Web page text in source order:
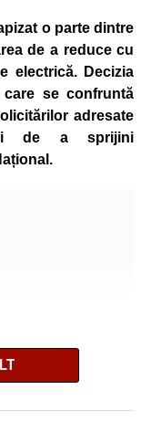
o parte dintre
de a reduce cu
electrică. Decizia
se confruntă
adresate
de a sprijini